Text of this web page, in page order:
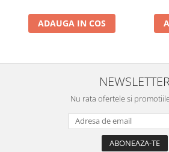
ADAUGA IN COS
Nu rata ofertele si